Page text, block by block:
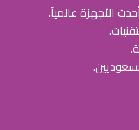
الأجهزة عالمياً.